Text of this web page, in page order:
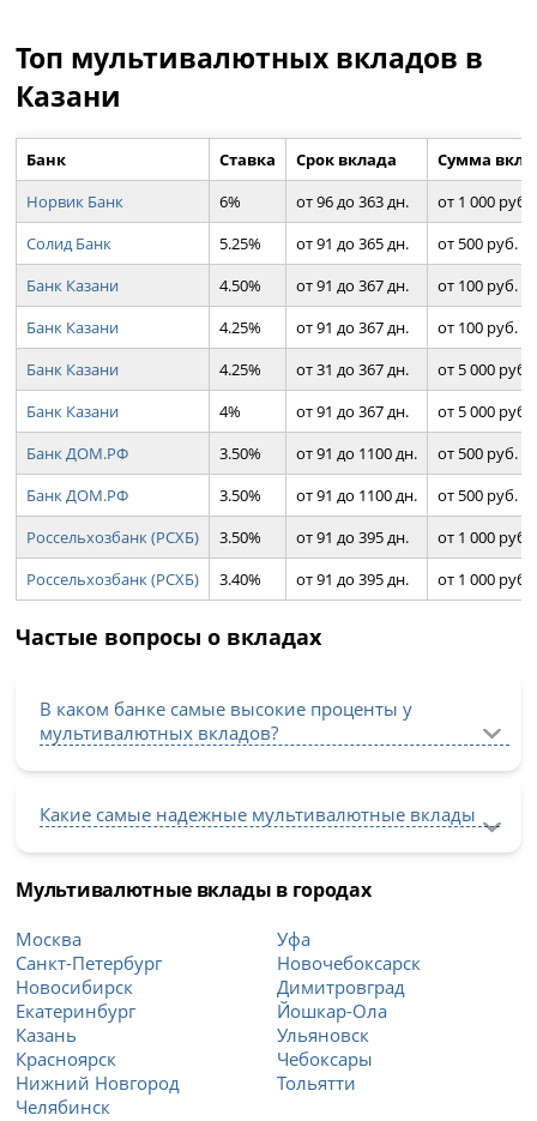
Топ мультивалютных вкладов в
Казани
Банк Ставка Срок вклада
Сумма
Норвик Банк
6% от 96 до 363 дн.
от 1 000 руб.
Солид Банк
5.25% от 91 до 365 дн.
от 500 руб.
Банк Казани
4.50% от 91 до 367 дн.
от 100 руб.
Банк Казани
4.25% от 91 до 367 дн.
от 100 руб.
Банк Казани
4.25% от 31 до 367 дн.
от 5 000 руб.
Банк Казани
4% от 91 до 367 дн.
от 5 000 руб.
Банк ДОМ.РФ
3.50% от 91 до 1100 дн.
от 500 руб.
Банк ДОМ.РФ
3.50% от 91 до 1100 дн.
от 500 руб.
Россельхозбанк (РСХБ)
3.50% от 91 до 395 дн.
от 1 000 руб.
Россельхозбанк (РСХБ)
3.40% от 91 до 395 дн. от 1 000 руб.
Частые вопросы о вкладах
В каком банке самые высокие проценты у
мультивалютных вкладов?
Какие самые надежные мультивалютные вклады
Мультивалютные вклады в городах
Москва
Санкт-Петербург
Новосибирск
Екатеринбург
Казань
Красноярск
Нижний Новгород
Челябинск
Уфа
Новочебоксарск
Димитровград
Йошкар-Ола
Ульяновск
Чебоксары
Тольятти